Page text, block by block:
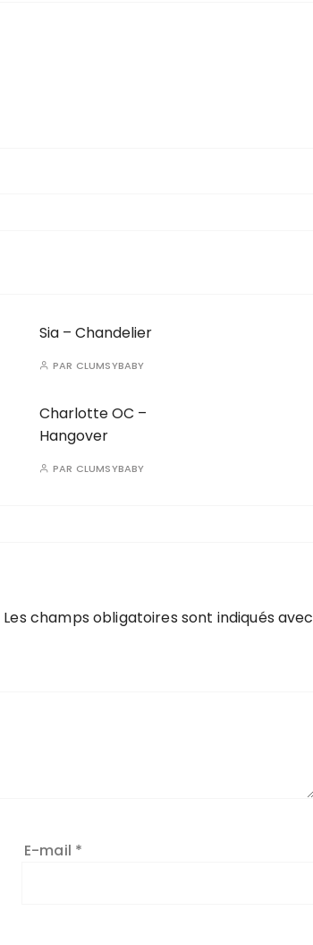
Sia – Chandelier
PAR CLUMSYBABY
Charlotte OC –
Hangover
PAR CLUMSYBABY
Les champs obligatoires sont indiqués avec
E-mail *